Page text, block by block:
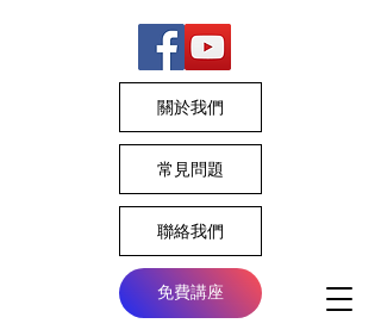
關於我們
常見問題
聯絡我們
免費講座